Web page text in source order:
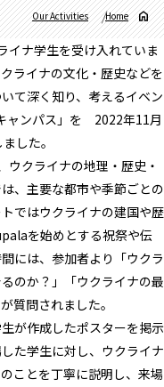
Home
Our Activities
イナ学生を受け入れていま
ライナの文化・歴史などを
て深く知り、考えるイベン
ャンパス」を 2022年11月
した。
クライナの地理・歴史・
、主要な都市や季節ごとの
ではウクライナの建国や歴
を始めとする祝祭や伝
には、参加者より「ウクラ
のか？」「ウクライナの最
質問されました。
が作成したポスターを掲示
た学生に対し、ウクライナ
ことを丁寧に説明し、来場